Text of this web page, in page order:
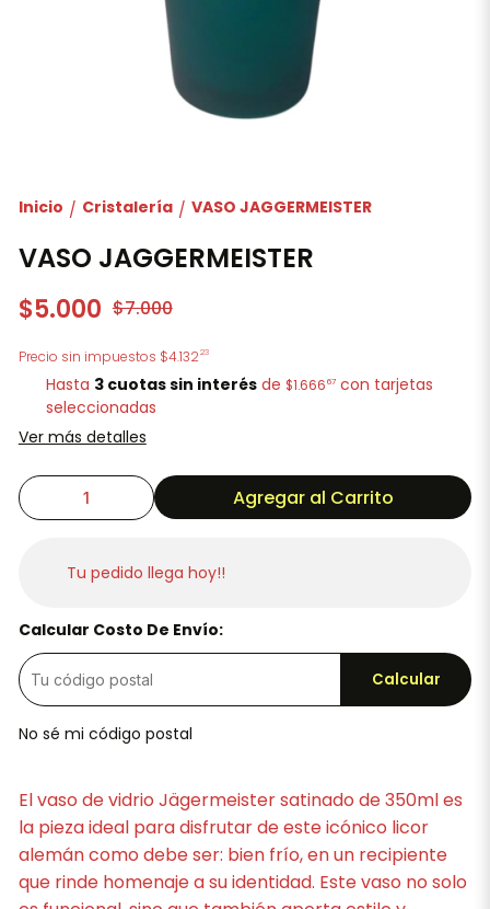
Inicio / Cristalería / VASO JAGGERMEISTER
VASO JAGGERMEISTER
$5.000 $7.000
Precio sin impuestos $4.13223
Hasta 3 cuotas sin interés de $1.66667 con tarjetas
seleccionadas
Ver más detalles
Agregar al Carrito
Tu pedido llega hoy!!
Calcular Costo De Envío:
Calcular
No sé mi código postal
El vaso de vidrio Jägermeister satinado de 350ml es
la pieza ideal para disfrutar de este icónico licor
alemán como debe ser: bien frío, en un recipiente
que rinde homenaje a su identidad. Este vaso no solo